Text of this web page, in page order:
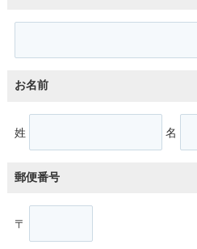
お名前
姓 名
郵便番号
〒